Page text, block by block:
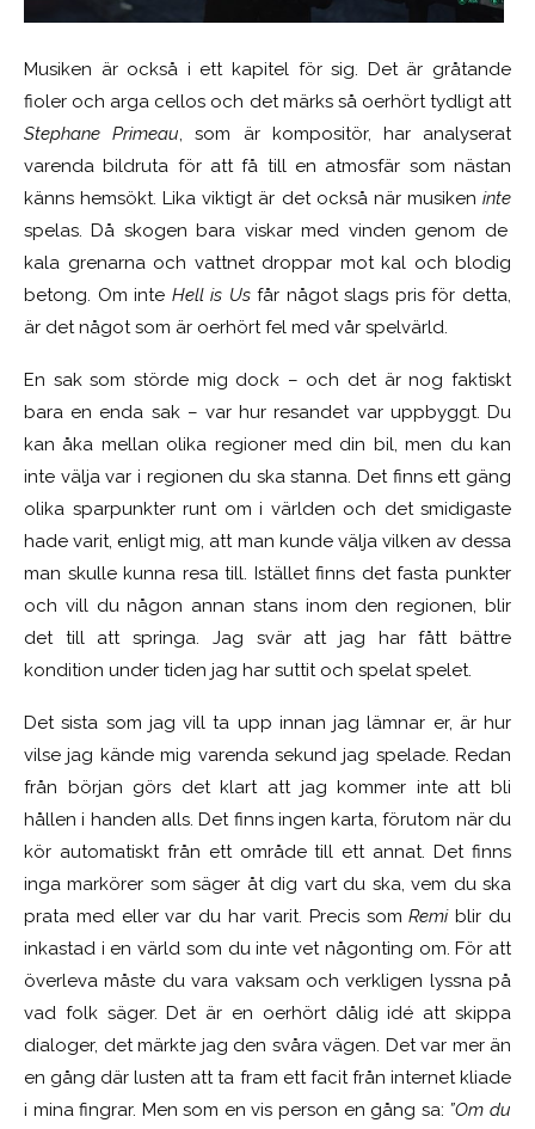
Musiken är också i ett kapitel för sig. Det är gråtande
fioler och arga cellos och det märks så oerhört tydligt att
Stephane Primeau, som är kompositör, har analyserat
varenda bildruta för att få till en atmosfär som nästan
känns hemsökt. Lika viktigt är det också när musiken inte
spelas. Då skogen bara viskar med vinden genom de
kala grenarna och vattnet droppar mot kal och blodig
betong. Om inte Hell is Usfår något slags pris för detta,
är det något som är oerhört fel med vår spelvärld.
En sak som störde mig dock – och det är nog faktiskt
bara en enda sak – var hur resandet var uppbyggt. Du
kan åka mellan olika regioner med din bil, men du kan
inte välja var i regionen du ska stanna. Det finns ett gäng
olika sparpunkter runt om i världen och det smidigaste
hade varit, enligt mig, att man kunde välja vilken av dessa
man skulle kunna resa till. Istället finns det fasta punkter
och vill du någon annan stans inom den regionen, blir
det till att springa. Jag svär att jag har fått bättre
kondition under tiden jag har suttit och spelat spelet.
Det sista som jag vill ta upp innan jag lämnar er, är hur
vilse jag kände mig varenda sekund jag spelade. Redan
från början görs det klart att jag kommer inte att bli
hållen i handen alls. Det finns ingen karta, förutom när du
kör automatiskt från ett område till ett annat. Det finns
inga markörer som säger åt dig vart du ska, vem du ska
prata med eller var du har varit. Precis somRemiblir du
inkastad i en värld som du inte vet någonting om. För att
överleva måste du vara vaksam och verkligen lyssna på
vad folk säger. Det är en oerhört dålig idé att skippa
dialoger, det märkte jag den svåra vägen. Det var mer än
en gång där lusten att ta fram ett facit från internet kliade
i mina fingrar. Men som en vis person en gång sa: ”Om du